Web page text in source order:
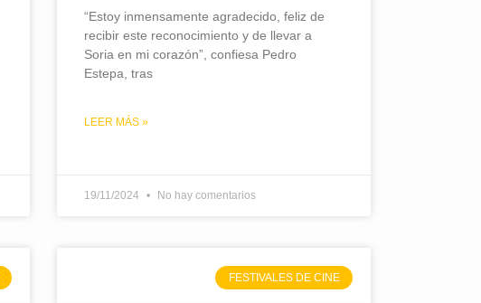
“Estoy inmensamente agradecido, feliz de
recibir este reconocimiento y de llevar a
Soria en mi corazón”, confiesa Pedro
Estepa, tras
LEER MÁS »
19/11/2024 No hay comentarios
FESTIVALES DE CINE